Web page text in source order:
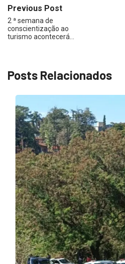
Previous Post
2 ª semana de
conscientização ao
turismo acontecerá…
Posts Relacionados